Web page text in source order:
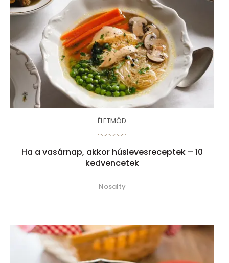
ÉLETMÓD
Ha a vasárnap, akkor húslevesreceptek – 10
kedvencetek
Nosalty